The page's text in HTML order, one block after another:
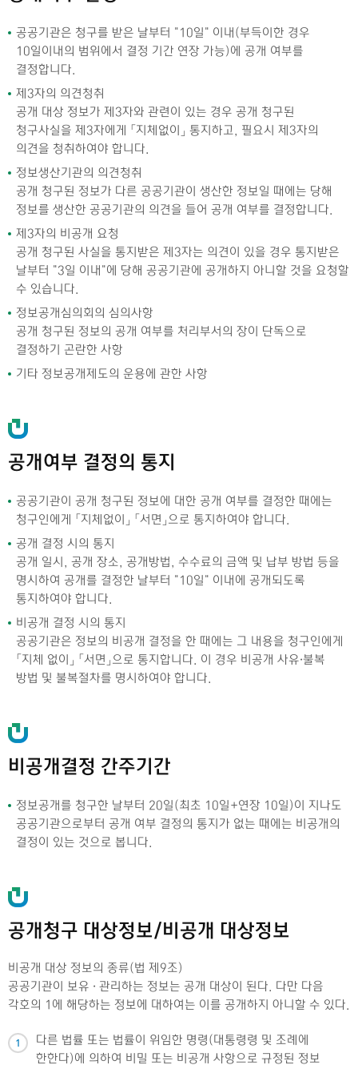
공공기관은 청구를 받은 날부터 "10일" 이내(부득이한 경우
10일이내의 범위에서 결정 기간 연장 가능)에 공개 여부를
결정합니다.
제3자의 의견청취
공개 대상 정보가 제3자와 관련이 있는 경우 공개 청구된
청구사실을 제3자에게 「지체없이」 통지하고, 필요시 제3자의
의견을 청취하여야 합니다.
정보생산기관의 의견청취
공개 청구된 정보가 다른 공공기관이 생산한 정보일 때에는 당해
정보를 생산한 공공기관의 의견을 들어 공개 여부를 결정합니다.
제3자의 비공개 요청
공개 청구된 사실을 통지받은 제3자는 의견이 있을 경우 통지받은
날부터 "3일 이내"에 당해 공공기관에 공개하지 아니할 것을 요청할
수 있습니다.
정보공개심의회의 심의사항
공개 청구된 정보의 공개 여부를 처리부서의 장이 단독으로
결정하기 곤란한 사항
기타 정보공개제도의 운용에 관한 사항
공개여부 결정의 통지
공공기관이 공개 청구된 정보에 대한 공개 여부를 결정한 때에는
청구인에게 「지체없이」 「서면」으로 통지하여야 합니다.
공개 결정 시의 통지
공개 일시, 공개 장소, 공개방법, 수수료의 금액 및 납부 방법 등을
명시하여 공개를 결정한 날부터 "10일" 이내에 공개되도록
통지하여야 합니다.
비공개 결정 시의 통지
공공기관은 정보의 비공개 결정을 한 때에는 그 내용을 청구인에게
「지체 없이」 「서면」으로 통지합니다. 이 경우 비공개 사유·불복
방법 및 불복절차를 명시하여야 합니다.
비공개결정 간주기간
정보공개를 청구한 날부터 20일(최초 10일+연장 10일)이 지나도
공공기관으로부터 공개 여부 결정의 통지가 없는 때에는 비공개의
결정이 있는 것으로 봅니다.
공개청구 대상정보/비공개 대상정보
비공개 대상 정보의 종류(법 제9조)
공공기관이 보유 · 관리하는 정보는 공개 대상이 된다. 다만 다음
각호의 1에 해당하는 정보에 대하여는 이를 공개하지 아니할 수 있다.
1
다른 법률 또는 법률이 위임한 명령(대통령령 및 조례에
한한다)에 의하여 비밀 또는 비공개 사항으로 규정된 정보